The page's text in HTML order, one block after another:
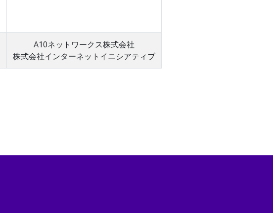
A10ネットワークス株式会社
株式会社インターネットイニシアティブ